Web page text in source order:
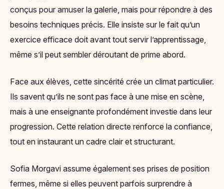
conçus pour amuser la galerie, mais pour répondre à des
besoins techniques précis. Elle insiste sur le fait qu’un
exercice efficace doit avant tout servir l’apprentissage,
même s’il peut sembler déroutant de prime abord.
Face aux élèves, cette sincérité crée un climat particulier.
Ils savent qu’ils ne sont pas face à une mise en scène,
mais à une enseignante profondément investie dans leur
progression. Cette relation directe renforce la confiance,
tout en instaurant un cadre clair et structurant.
Sofia Morgavi assume également ses prises de position
fermes, même si elles peuvent parfois surprendre à